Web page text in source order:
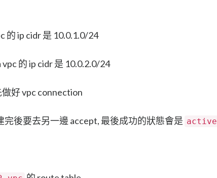
的 ip cidr 是 10.0.1.0/24
vpc 的 ip cidr 是 10.0.2.0/24
好 vpc connection
完後要去另一邊 accept, 最後成功的狀態會是 active